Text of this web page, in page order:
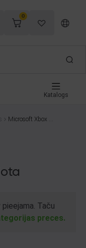
0
Katalogs
Microsoft Xbox O
Taču
preces.